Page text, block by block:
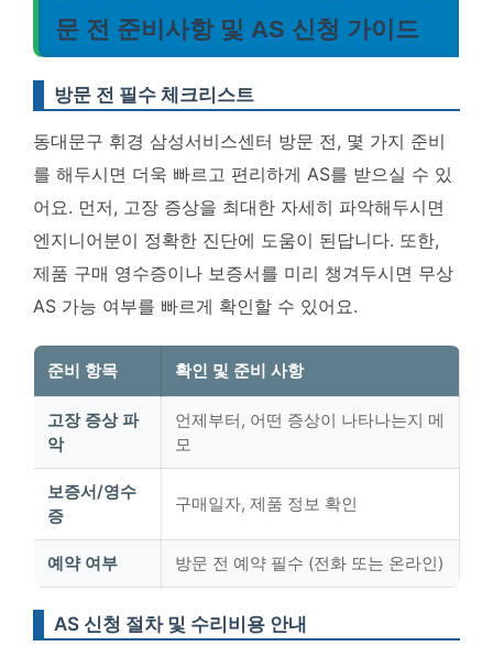
문 전 준비사항 및 AS 신청 가이드
방문 전 필수 체크리스트
동대문구 휘경 삼성서비스센터 방문 전, 몇 가지 준비
를 해두시면 더욱 빠르고 편리하게 AS를 받으실 수 있
어요. 먼저, 고장 증상을 최대한 자세히 파악해두시면
엔지니어분이 정확한 진단에 도움이 된답니다. 또한,
제품 구매 영수증이나 보증서를 미리 챙겨두시면 무상
AS 가능 여부를 빠르게 확인할 수 있어요.
준비 항목 확인 및 준비 사항
고장 증상 파
악
언제부터, 어떤 증상이 나타나는지 메
모
보증서/영수
증
구매일자, 제품 정보 확인
예약 여부 방문 전 예약 필수 (전화 또는 온라인)
AS 신청 절차 및 수리비용 안내